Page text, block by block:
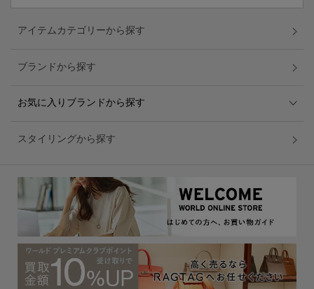
アイテムカテゴリーから探す
ブランドから探す
お気に入りブランドから探す
スタイリングから探す